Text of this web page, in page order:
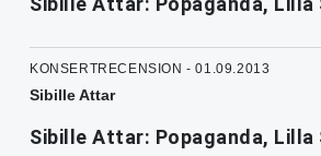
KONSERTRECENSION - 01.09.2013
Sibille Attar
Sibille Attar: Popaganda, Lilla